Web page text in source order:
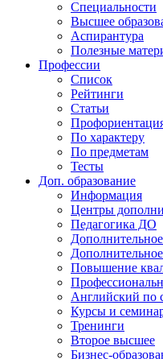
Специальности
Высшее
Аспирантура
Полезные
Профессии
Список
Рейтинги
Статьи
По характеру
По предметам
Тесты
Доп. образование
Информация
Центры
Педагогика ДО
Повышение
Английский по
Курсы и
Тренинги
Второе высшее
Бизнес-